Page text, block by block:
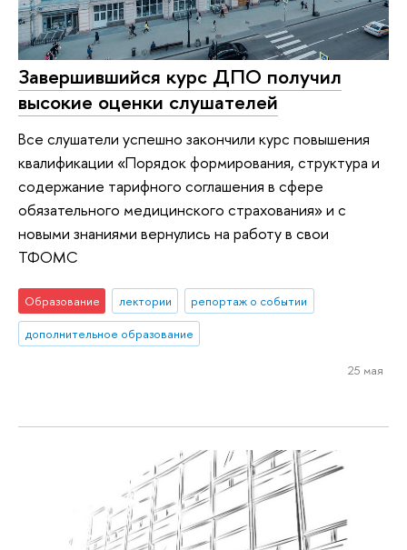
Завершившийся курс ДПО получил
высокие оценки слушателей
Все слушатели успешно закончили курс повышения
квалификации «Порядок формирования, структура и
содержание тарифного соглашения в сфере
обязательного медицинского страхования» и с
новыми знаниями вернулись на работу в свои
ТФОМС
Образование лектории
репортаж о событии
дополнительное образование
25 мая